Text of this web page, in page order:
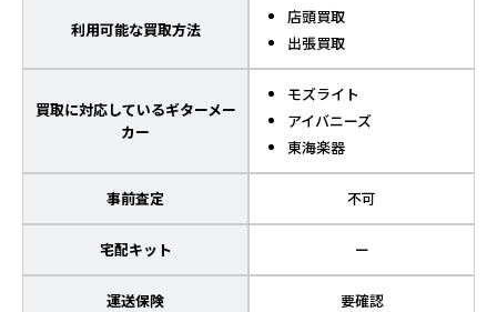
利用可能な買取方法
店頭買取
出張買取
買取に対応しているギターメー
カー
モズライト
アイバニーズ
東海楽器
事前査定 不可
宅配キット ー
運送保険 要確認